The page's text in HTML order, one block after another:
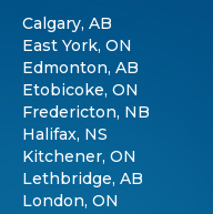
Calgary, AB
East York, ON
Edmonton, AB
Etobicoke, ON
Fredericton, NB
Halifax, NS
Kitchener, ON
Lethbridge, AB
London, ON